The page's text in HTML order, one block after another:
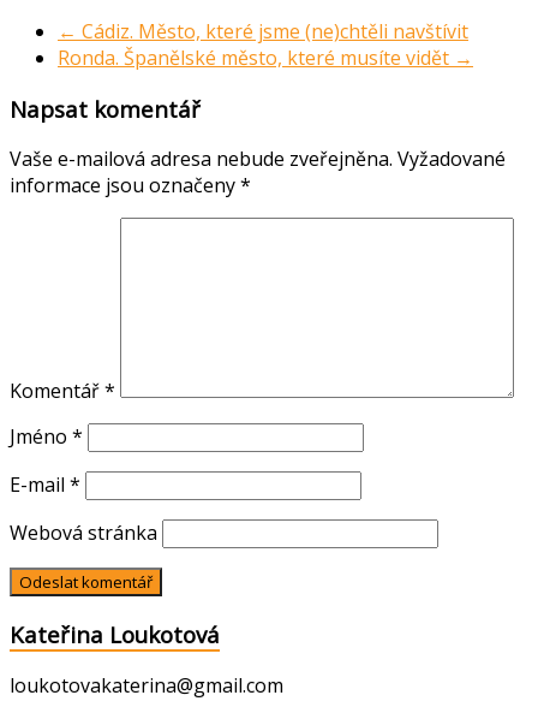
← Cádiz. Město, které jsme (ne)chtěli navštívit
Ronda. Španělské město, které musíte vidět →
Napsat komentář
Vaše e-mailová adresa nebude zveřejněna. Vyžadované
informace jsou označeny*
Komentář*
Jméno *
E-mail *
Webová stránka
Kateřina Loukotová
loukotovakaterina@gmail.com